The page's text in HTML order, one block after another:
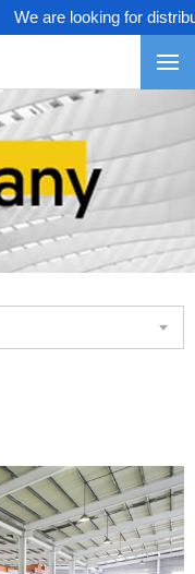
We are looking for